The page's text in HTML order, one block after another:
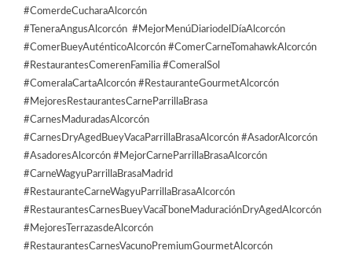
#ComerdeCucharaAlcorcón
#TeneraAngusAlcorcón #MejorMenúDiariodelDíaAlcorcón
#ComerBueyAuténticoAlcorcón #ComerCarneTomahawkAlcorcón
#RestaurantesComerenFamilia #ComeralSol
#ComeralaCartaAlcorcón #RestauranteGourmetAlcorcón
#MejoresRestaurantesCarneParrillaBrasa
#CarnesMaduradasAlcorcón
#CarnesDryAgedBueyVacaParrillaBrasaAlcorcón #AsadorAlcorcón
#AsadoresAlcorcón #MejorCarneParrillaBrasaAlcorcón
#CarneWagyuParrillaBrasaMadrid
#RestauranteCarneWagyuParrillaBrasaAlcorcón
#RestaurantesCarnesBueyVacaTboneMaduraciónDryAgedAlcorcón
#MejoresTerrazasdeAlcorcón
#RestaurantesCarnesVacunoPremiumGourmetAlcorcón